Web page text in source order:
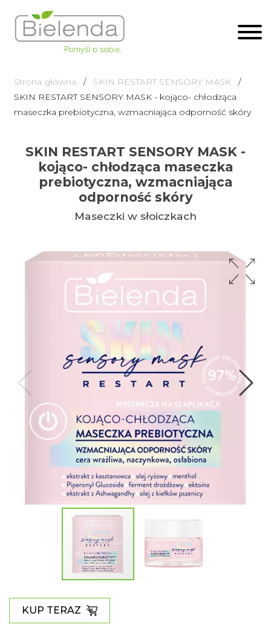
Strona główna
SKIN RESTART SENSORY MASK
SKIN RESTART SENSORY MASK - kojąco- chłodząca
maseczka prebiotyczna, wzmacniająca odporność skóry
SKIN RESTART SENSORY MASK -
kojąco- chłodząca maseczka
prebiotyczna, wzmacniająca
odporność skóry
Maseczki w słoiczkach
KUP TERAZ